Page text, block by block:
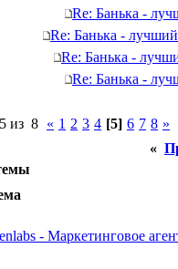
Re: Банька -
Re: Банька -
Re: Банька -
Re: Банька -
из 8 « 1 2 3 4 [5] 6 7 8 »
«
- Маркетинговое